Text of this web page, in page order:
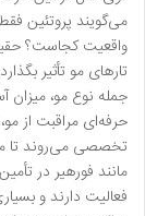
می‌گویند پروتئین
واقعیت کجاست؟
تارهای مو تأثیر
جمله نوع مو، میزان
حرفه‌ای مراقبت از
تخصصی می‌روند تا
مانند فورهیر در
فعالیت دارند و